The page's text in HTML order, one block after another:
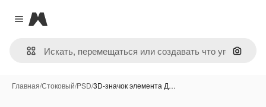
Close menu
Magnific
Поиск
Главная/Стоковый/PSD/3D-значок элемента Д…